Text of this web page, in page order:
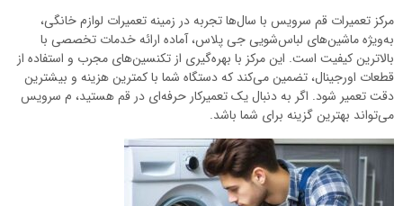
مرکز تعمیرات قم سرویس با سال‌ها تجربه در زمینه تعمیرات لوازم خانگی،
به‌ویژه ماشین‌های لباس‌شویی جی پلاس، آماده ارائه خدمات تخصصی با
بالاترین کیفیت است. این مرکز با بهره‌گیری از تکنسین‌های مجرب و استفاده از
قطعات اورجینال، تضمین می‌کند که دستگاه شما با کمترین هزینه و بیشترین
دقت تعمیر شود. اگر به دنبال یک تعمیرکار حرفه‌ای در قم هستید، م سرویس
می‌تواند بهترین گزینه برای شما باشد.